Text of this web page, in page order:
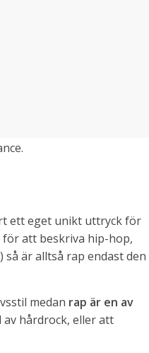
ett eget unikt uttryck för
att beskriva hip-hop,
så är alltså rap endast den
medan rap är en av
hårdrock, eller att